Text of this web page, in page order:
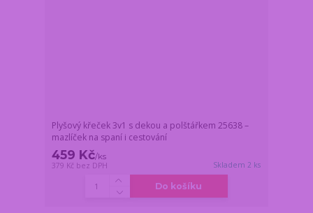
Plyšový křeček 3v1 s dekou a polštářkem 25638 –
mazlíček na spaní i cestování
459 Kč/ks
379 Kč bez DPH Skladem 2 ks
Do košíku